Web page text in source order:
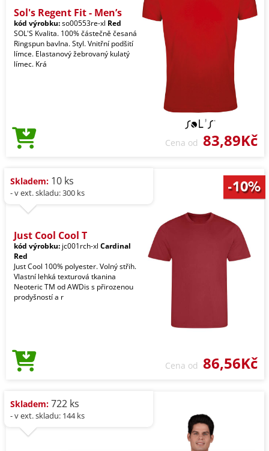
Sol's Regent Fit - Men’s
kód výrobku:so00553re-xl Red
SOL'S Kvalita. 100% částečně česaná
Ringspun bavlna. Styl. Vnitřní podšití
límce. Elastanový žebrovaný kulatý
límec. Krá
Cena od 83,89Kč
Skladem: 10 ks
- v ext. skladu: 300 ks
Just Cool Cool T
kód výrobku: jc001rch-xl Cardinal
Red
Just Cool 100% polyester. Volný střih.
Vlastní lehká texturová tkanina
Neoteric TM od AWDis s přirozenou
prodyšností a r
Cena od 86,56Kč
Skladem: 722 ks
- v ext. skladu: 144 ks